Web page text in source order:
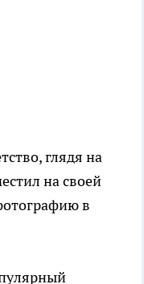
глядя на
на своей
в